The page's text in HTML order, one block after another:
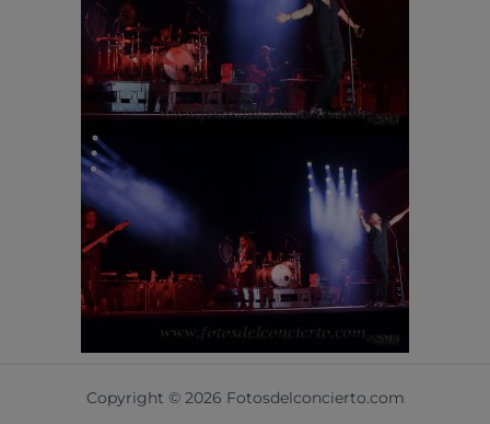
Copyright © 2026 Fotosdelconcierto.com